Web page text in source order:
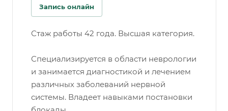
Запись онлайн
Стаж работы 42 года. Высшая категория.
Специализируется в области неврологии
и занимается диагностикой и лечением
различных заболеваний нервной
системы. Владеет навыками постановки